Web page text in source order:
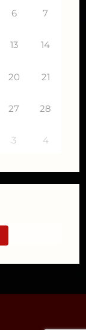
6 7
13 14
20 21
27 28
3 4